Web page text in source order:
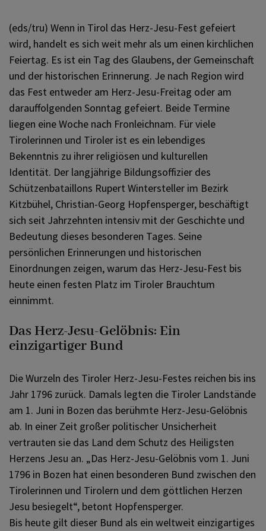
(eds/tru) Wenn in Tirol das Herz-Jesu-Fest gefeiert
wird, handelt es sich weit mehr als um einen kirchlichen
Feiertag. Es ist ein Tag des Glaubens, der Gemeinschaft
und der historischen Erinnerung. Je nach Region wird
das Fest entweder am Herz-Jesu-Freitag oder am
darauffolgenden Sonntag gefeiert. Beide Termine
liegen eine Woche nach Fronleichnam. Für viele
Tirolerinnen und Tiroler ist es ein lebendiges
Bekenntnis zu ihrer religiösen und kulturellen
Identität. Der langjährige Bildungsoffizier des
Schützenbataillons Rupert Wintersteller im Bezirk
Kitzbühel, Christian-Georg Hopfensperger, beschäftigt
sich seit Jahrzehnten intensiv mit der Geschichte und
Bedeutung dieses besonderen Tages. Seine
persönlichen Erinnerungen und historischen
Einordnungen zeigen, warum das Herz-Jesu-Fest bis
heute einen festen Platz im Tiroler Brauchtum
einnimmt.
Das Herz-Jesu-Gelöbnis: Ein
einzigartiger Bund
Die Wurzeln des Tiroler Herz-Jesu-Festes reichen bis ins
Jahr 1796 zurück. Damals legten die Tiroler Landstände
am 1. Juni in Bozen das berühmte Herz-Jesu-Gelöbnis
ab. In einer Zeit großer politischer Unsicherheit
vertrauten sie das Land dem Schutz des Heiligsten
Herzens Jesu an. „Das Herz-Jesu-Gelöbnis vom 1. Juni
1796 in Bozen hat einen besonderen Bund zwischen den
Tirolerinnen und Tirolern und dem göttlichen Herzen
Jesu besiegelt“, betont Hopfensperger.
Bis heute gilt dieser Bund als ein weltweit einzigartiges